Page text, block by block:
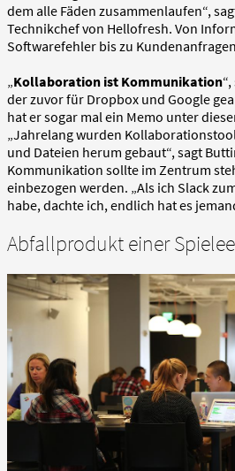
dem alle Fäden zusammenlaufen“,
Technikchef von Hellofresh. Von
Softwarefehler bis zu
„Kollaboration ist Kommunikation
der zuvor für Dropbox und Google
hat er sogar mal ein Memo unter
„Jahrelang wurden
und Dateien herum gebaut“, sagt
Kommunikation sollte im Zentrum
einbezogen werden. „Als ich Slack
habe, dachte ich, endlich hat es
Abfallprodukt einer